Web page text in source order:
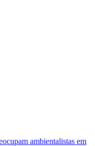
ambientalistas em